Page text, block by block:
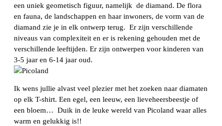
een uniek geometisch figuur, namelijk de diamand. De flora
en fauna, de landschappen en haar inwoners, de vorm van de
diamand zie je in elk ontwerp terug. Er zijn verschillende
niveaus van complexiteit en er is rekening gehouden met de
verschillende leeftijden. Er zijn ontwerpen voor kinderen van
3-5 jaar en 6-14 jaar oud.
Ik wens jullie alvast veel plezier met het zoeken naar diamaten
op elk T-shirt. Een egel, een leeuw, een lieveheersbeestje of
een bloem… Duik in de leuke wereld van Picoland waar alles
warm en gelukkig is!!